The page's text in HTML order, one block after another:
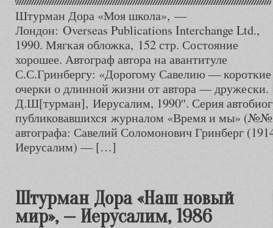
Штурман Дора «Моя школа», —
Лондон: Overseas Publications Interchange Ltd.,
1990. Мягкая обложка, 152 стр. Состояние
хорошее. Автограф автора на авантитуле
С.С.Гринбергу: «Дорогому Савелию — короткие
очерки о длинной жизни от автора — дружески.
Д.Ш[турман], Иерусалим, 1990″. Серия
публиковавшихся журналом «Время и мы» (№№
автографа: Савелий Соломонович Гринберг
Иерусалим) — […]
Штурман Дора «Наш новый
мир», — Иерусалим, 1986